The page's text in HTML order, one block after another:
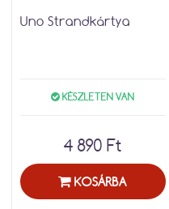
Uno Strandkártya
KÉSZLETEN VAN
4 890 Ft
KOSÁRBA